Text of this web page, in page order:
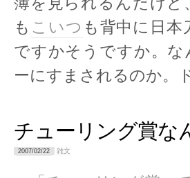
も こいつ も背中に日
ですかそうですか。
ーにすまされるのか。
チューリング賞な
2007/02/22 雑文